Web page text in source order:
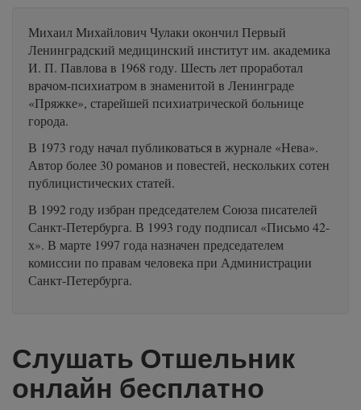
Михаил Михайлович Чулаки окончил Первый
Ленинградский медицинский институт им. академика
И. П. Павлова в 1968 году. Шесть лет проработал
врачом-психиатром в знаменитой в Ленинграде
«Пряжке», старейшей психиатрической больнице
города.
В 1973 году начал публиковаться в журнале «Нева».
Автор более 30 романов и повестей, нескольких сотен
публицистических статей.
В 1992 году избран председателем Союза писателей
Санкт-Петербурга. В 1993 году подписал «Письмо 42-
х». В марте 1997 года назначен председателем
комиссии по правам человека при Администрации
Санкт-Петербурга.
Слушать Отшельник
онлайн бесплатно